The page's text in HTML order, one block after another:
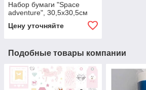
Набор бумаги "Space
adventure", 30,5х30,5см
Цену уточняйте
Подобные товары компании